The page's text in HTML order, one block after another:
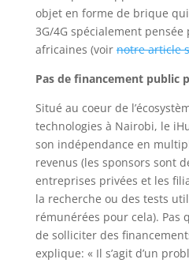
objet en forme de brique
3G/4G spécialement
africaines (voirnotre article
Pas de financement public
Situé au coeur de
technologies à Nairobi, le
son indépendance en
revenus (les sponsors sont
entreprises privées et les
la recherche ou des tests
rémunérées pour cela). Pas
de solliciter des
explique: « Il s’agit d’un